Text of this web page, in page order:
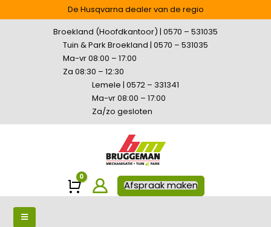
De Husqvarna dealer van de regio
Broekland (Hoofdkantoor) | 0570 – 531035
Tuin & Park Broekland | 0570 – 531035
Ma-vr 08:00 – 17:00
Za 08:30 – 12:30
Lemele | 0572 – 331341
Ma-vr 08:00 – 17:00
Za/zo gesloten
Winkelwagen
0
Afspraak maken